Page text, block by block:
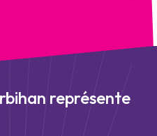
représente